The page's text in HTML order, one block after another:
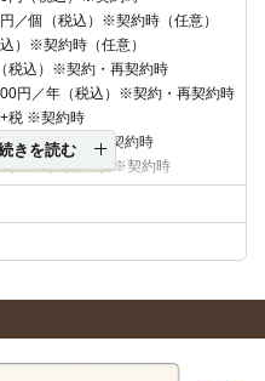
／個（税込）※契約時（任意）
）※契約時（任意）
税込）※契約・再契約時
円／年（税込）※契約・再契約時
税 ※契約時
円（税込）※再契約時
円（税込）※契約時
きを読む